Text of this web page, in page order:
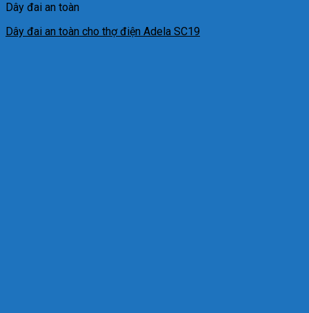
Dây đai an toàn
Dây đai an toàn cho thợ điện Adela SC19